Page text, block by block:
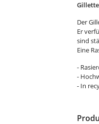
Der
Er
sind
Eine
-
-
- In